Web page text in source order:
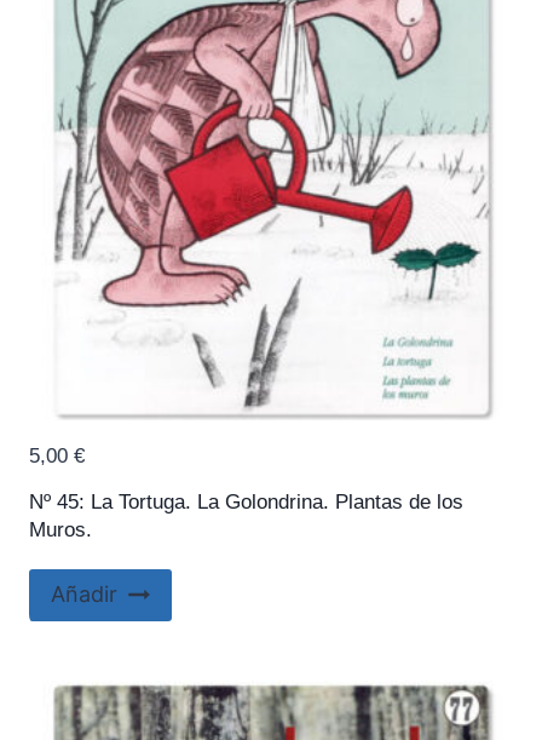
Nº 45: La Tortuga. La Golondrina. Plantas de los
Muros.
5,00 €
Añadir